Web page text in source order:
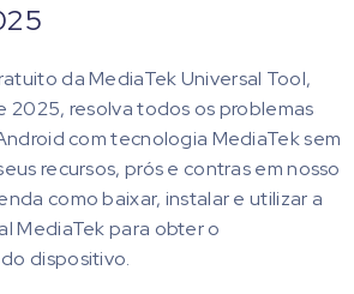
da MediaTek Universal Tool,
2025, resolva todos os problemas
com tecnologia MediaTek sem
recursos, prós e contras em nosso
como baixar, instalar e utilizar a
MediaTek para obter o
dispositivo.